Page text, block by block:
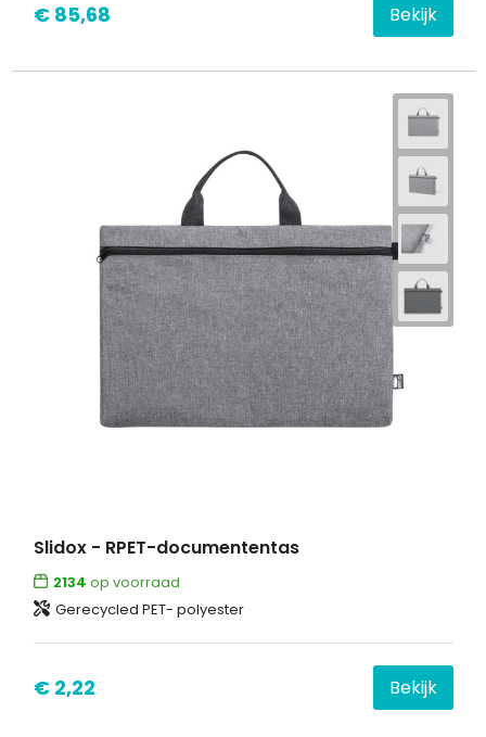
€ 85,68 Bekijk
Slidox - RPET-documententas
2134 op voorraad
Gerecycled PET- polyester
€ 2,22 Bekijk